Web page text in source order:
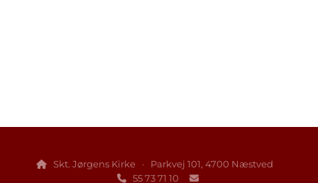
 Skt. Jørgens Kirke · Parkvej 101, 4700 Næstved
 55 73 71 10 